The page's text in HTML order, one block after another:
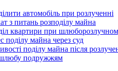
автомобіль при розлученні
з питань розподілу майна
квартири при
поділу майна через суд
поділу майна після
шлюбу подружжям